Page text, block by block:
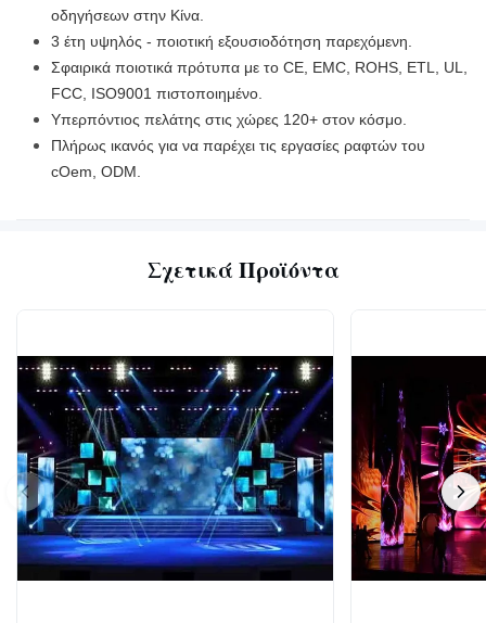
οδηγήσεων στην Κίνα.
3 έτη υψηλός - ποιοτική εξουσιοδότηση παρεχόμενη.
Σφαιρικά ποιοτικά πρότυπα με το CE, EMC, ROHS, ETL, UL,
FCC, ISO9001 πιστοποιημένο.
Υπερπόντιος πελάτης στις χώρες 120+ στον κόσμο.
Πλήρως ικανός για να παρέχει τις εργασίες ραφτών του
cOem, ODM.
Σχετικά Προϊόντα